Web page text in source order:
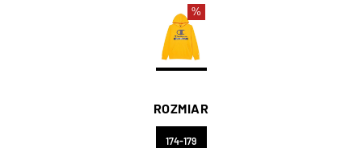
%
ROZMIAR
174-179